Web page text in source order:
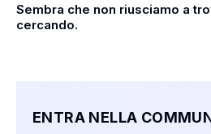
Sembra che non riusciamo a
cercando.
ENTRA NELLA